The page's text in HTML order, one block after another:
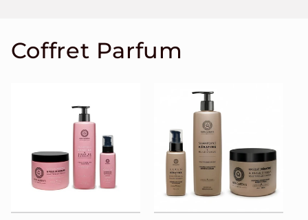
Coffret Parfum